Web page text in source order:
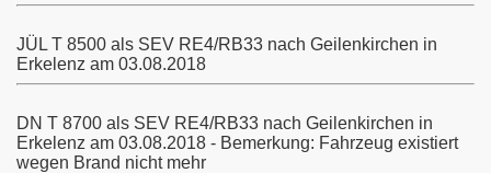
JÜL T 8500 als SEV RE4/RB33 nach Geilenkirchen in
Erkelenz am 03.08.2018
DN T 8700 als SEV RE4/RB33 nach Geilenkirchen in
Erkelenz am 03.08.2018 - Bemerkung: Fahrzeug existiert
wegen Brand nicht mehr